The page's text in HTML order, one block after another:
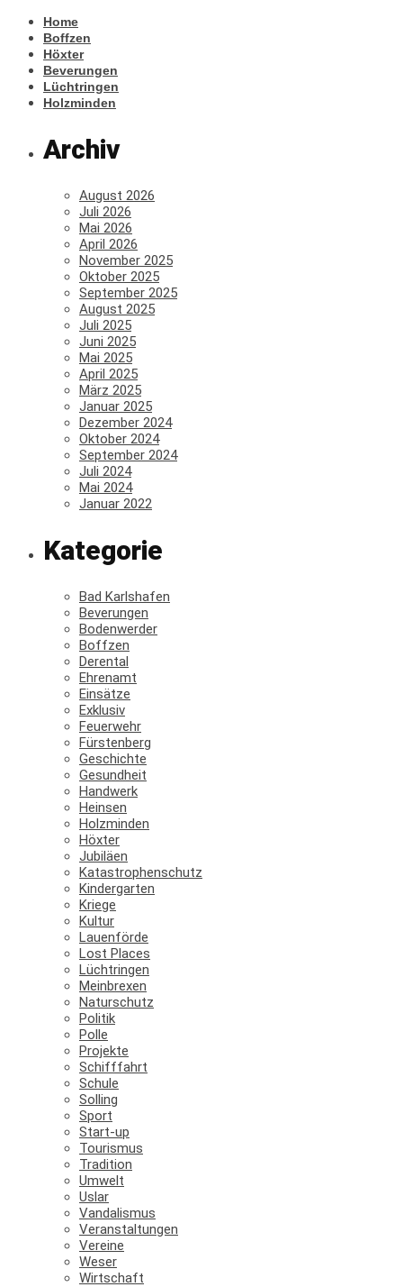
Home
Boffzen
Höxter
Beverungen
Lüchtringen
Holzminden
Archiv
August 2026
Juli 2026
Mai 2026
April 2026
November 2025
Oktober 2025
September 2025
August 2025
Juli 2025
Juni 2025
Mai 2025
April 2025
März 2025
Januar 2025
Dezember 2024
Oktober 2024
September 2024
Juli 2024
Mai 2024
Januar 2022
Kategorie
Bad Karlshafen
Beverungen
Bodenwerder
Boffzen
Derental
Ehrenamt
Einsätze
Exklusiv
Feuerwehr
Fürstenberg
Geschichte
Gesundheit
Handwerk
Heinsen
Holzminden
Höxter
Jubiläen
Katastrophenschutz
Kindergarten
Kriege
Kultur
Lauenförde
Lost Places
Lüchtringen
Meinbrexen
Naturschutz
Politik
Polle
Projekte
Schifffahrt
Schule
Solling
Sport
Start-up
Tourismus
Tradition
Umwelt
Uslar
Vandalismus
Veranstaltungen
Vereine
Weser
Wirtschaft